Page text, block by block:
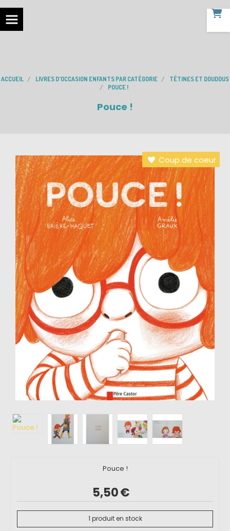
ACCUEIL LIVRES D'OCCASION ENFANTS PAR CATÉGORIE
TÉTINES ET DOUDOUS
POUCE !
Pouce !
Coup de coeur
Pouce !
5,50€
1 produit en stock